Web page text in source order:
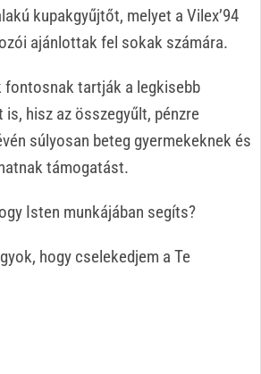
kupakgyűjtőt, melyet a Vilex’94
ajánlottak fel sokak számára.
fontosnak tartják a legkisebb
hisz az összegyűlt, pénzre
súlyosan beteg gyermekeknek és
támogatást.
Isten munkájában segíts?
hogy cselekedjem a Te